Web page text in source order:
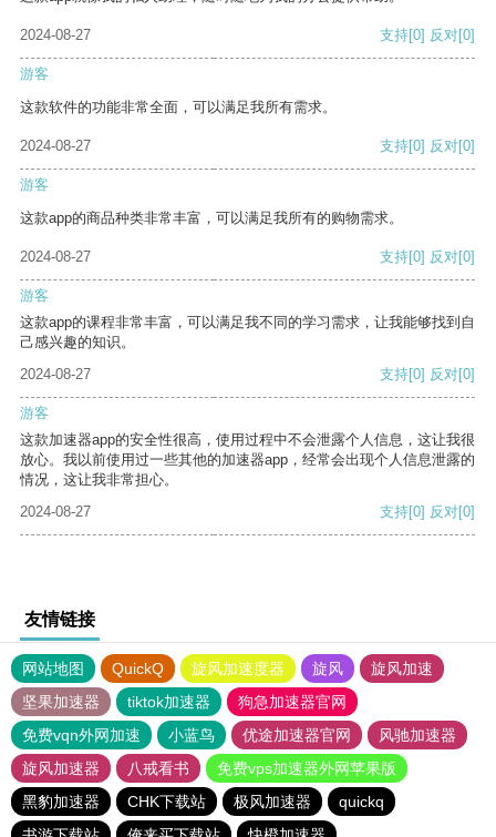
2024-08-27 支持[0] 反对[0]
游客
这款软件的功能非常全面，可以满足我所有需求。
2024-08-27 支持[0] 反对[0]
游客
这款app的商品种类非常丰富，可以满足我所有的购物需求。
2024-08-27 支持[0] 反对[0]
游客
这款app的课程非常丰富，可以满足我不同的学习需求，让我能够找到自
己感兴趣的知识。
2024-08-27
支持[0] 反对[0]
游客
这款加速器app的安全性很高，使用过程中不会泄露个人信息，这让我很
放心。我以前使用过一些其他的加速器app，经常会出现个人信息泄露的
情况，这让我非常担心。
2024-08-27
支持[0] 反对[0]
友情链接
网站地图 QuickQ 旋风加速度器 旋风
旋风加速
坚果加速器
tiktok加速器
狗急加速器官网
免费vqn外网加速
小蓝鸟 优途加速器官网
风驰加速器
旋风加速器
八戒看书
免费vps加速器外网苹果版
黑豹加速器
CHK下载站 极风加速器
quickq